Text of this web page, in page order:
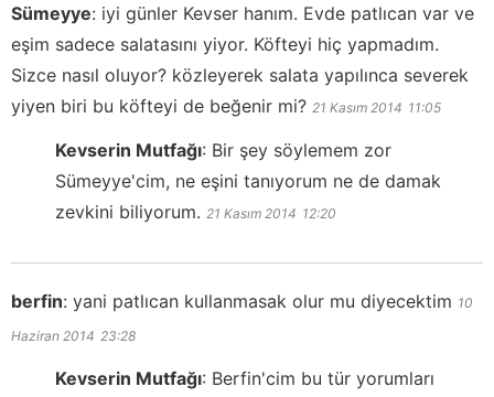
Sümeyye: iyi günler Kevser hanım. Evde patlıcan var ve
eşim sadece salatasını yiyor. Köfteyi hiç yapmadım.
Sizce nasıl oluyor? közleyerek salata yapılınca severek
yiyen biri bu köfteyi de beğenir mi? 21 Kasım 2014 11:05
Kevserin Mutfağı: Bir şey söylemem zor
Sümeyye'cim, ne eşini tanıyorum ne de damak
zevkini biliyorum. 21 Kasım 2014 12:20
berfin: yani patlıcan kullanmasak olur mu diyecektim 10
Haziran 2014 23:28
Kevserin Mutfağı: Berfin'cim bu tür yorumları